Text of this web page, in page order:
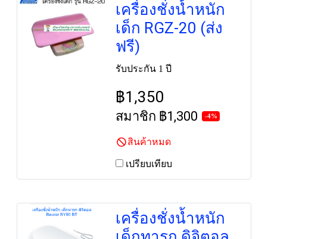
เครื่องชั่งน้ำหนัก
เด็ก RGZ-20 (ส่ง
ฟรี)
รับประกัน 1 ปี
฿1,350
สมาชิก ฿1,300 -4%
สินค้าหมด
เปรียบเทียบ
เครื่องชั่งน้ำหนัก